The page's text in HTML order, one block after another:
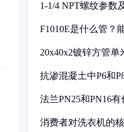
1-1/4 NPT螺纹参数
F1010E是什么管？
20x40x2镀锌方管
抗渗混凝土中P6和
法兰PN25和PN16有
消费者对洗衣机的